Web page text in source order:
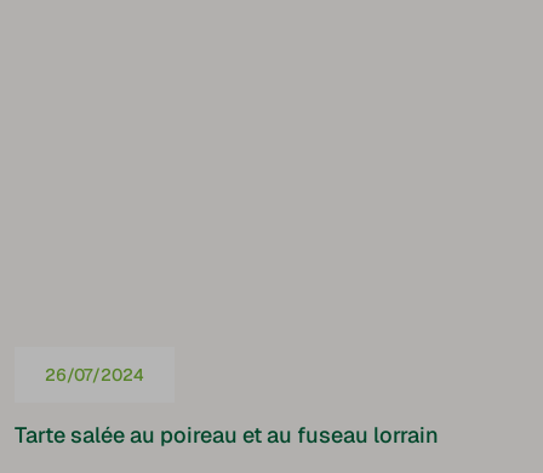
26/07/2024
Tarte salée au poireau et au fuseau lorrain